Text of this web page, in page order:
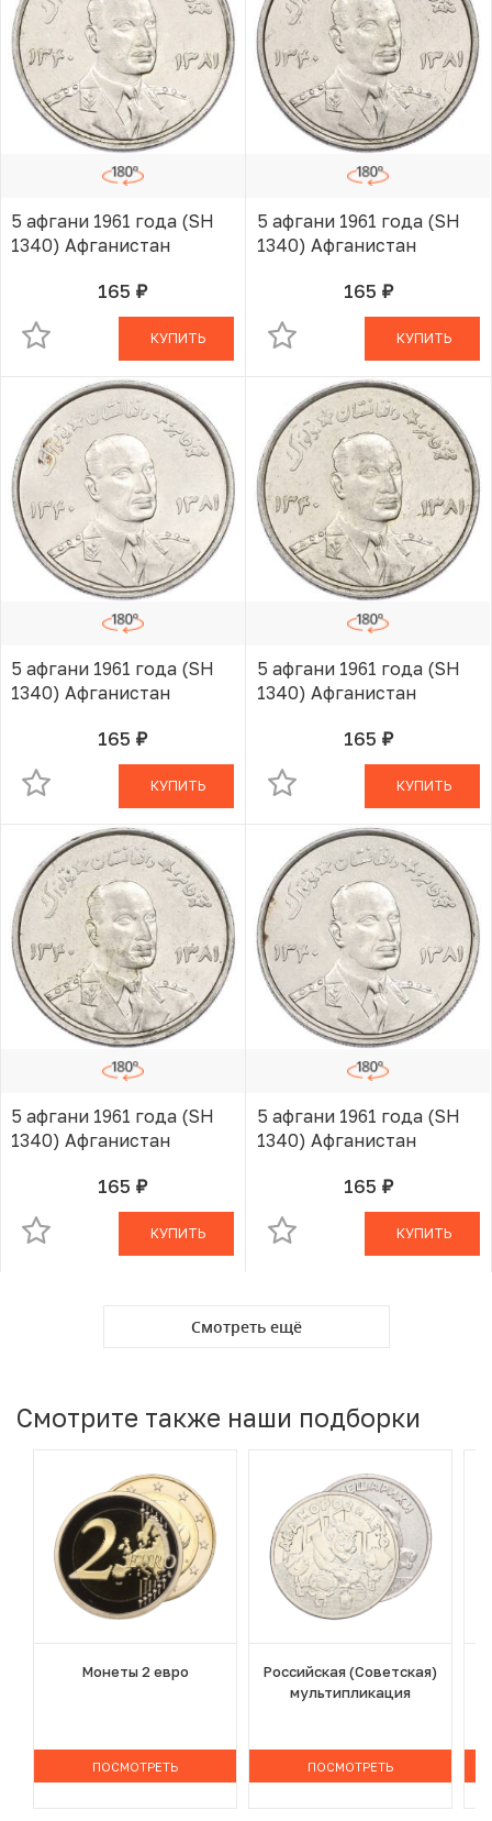
5 афгани 1961 года (SH
1340) Афганистан
165 руб.В КОРЗИНЕ
КУПИТЬ
5 афгани 1961 года (SH
1340) Афганистан
165 руб.В КОРЗИНЕ
КУПИТЬ
5 афгани 1961 года (SH
1340) Афганистан
165 руб.В КОРЗИНЕ
КУПИТЬ
5 афгани 1961 года (SH
1340) Афганистан
165 руб.В КОРЗИНЕ
КУПИТЬ
5 афгани 1961 года (SH
1340) Афганистан
165 руб.В КОРЗИНЕ
КУПИТЬ
5 афгани 1961 года (SH
1340) Афганистан
165 руб.В КОРЗИНЕ
КУПИТЬ
Смотреть ещё
Смотрите также наши подборки
Монеты 2 евро
ПОСМОТРЕТЬ
Российская (Советская)
мультипликация
ПОСМОТРЕТЬ